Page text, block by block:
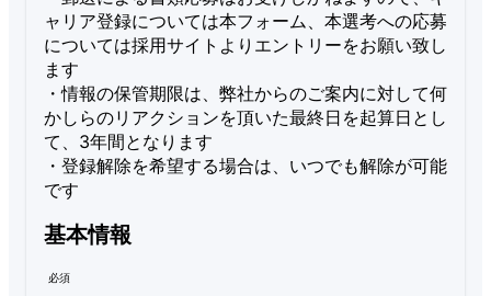
ャリア登録については本フォーム、本選考への応募
については採用サイトよりエントリーをお願い致し
ます
・情報の保管期限は、弊社からのご案内に対して何
かしらのリアクションを頂いた最終日を起算日とし
て、3年間となります
・登録解除を希望する場合は、いつでも解除が可能
です
基本情報
必須